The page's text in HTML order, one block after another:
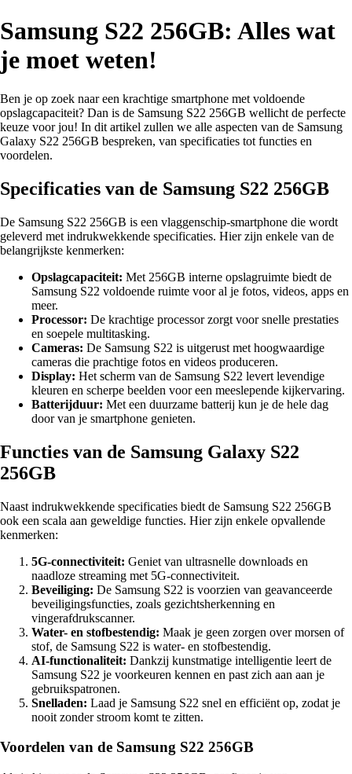
Samsung S22 256GB: Alles wat
je moet weten!
Ben je op zoek naar een krachtige smartphone met voldoende
opslagcapaciteit? Dan is de Samsung S22 256GB wellicht de perfecte
keuze voor jou! In dit artikel zullen we alle aspecten van de Samsung
Galaxy S22 256GB bespreken, van specificaties tot functies en
voordelen.
Specificaties van de Samsung S22 256GB
De Samsung S22 256GB is een vlaggenschip-smartphone die wordt
geleverd met indrukwekkende specificaties. Hier zijn enkele van de
belangrijkste kenmerken:
Opslagcapaciteit: Met 256GB interne opslagruimte biedt de
Samsung S22 voldoende ruimte voor al je fotos, videos, apps en
meer.
Processor: De krachtige processor zorgt voor snelle prestaties
en soepele multitasking.
Cameras: De Samsung S22 is uitgerust met hoogwaardige
cameras die prachtige fotos en videos produceren.
Display: Het scherm van de Samsung S22 levert levendige
kleuren en scherpe beelden voor een meeslepende kijkervaring.
Batterijduur: Met een duurzame batterij kun je de hele dag
door van je smartphone genieten.
Functies van de Samsung Galaxy S22
256GB
Naast indrukwekkende specificaties biedt de Samsung S22 256GB
ook een scala aan geweldige functies. Hier zijn enkele opvallende
kenmerken:
5G-connectiviteit: Geniet van ultrasnelle downloads en
naadloze streaming met 5G-connectiviteit.
Beveiliging: De Samsung S22 is voorzien van geavanceerde
beveiligingsfuncties, zoals gezichtsherkenning en
vingerafdrukscanner.
Water- en stofbestendig: Maak je geen zorgen over morsen of
stof, de Samsung S22 is water- en stofbestendig.
AI-functionaliteit: Dankzij kunstmatige intelligentie leert de
Samsung S22 je voorkeuren kennen en past zich aan aan je
gebruikspatronen.
Snelladen: Laad je Samsung S22 snel en efficiënt op, zodat je
nooit zonder stroom komt te zitten.
Voordelen van de Samsung S22 256GB